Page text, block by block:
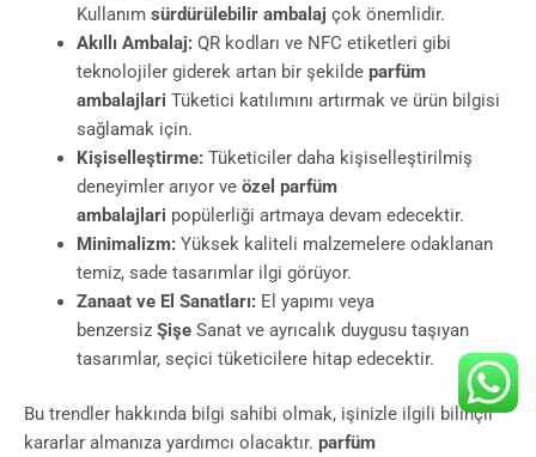
Kullanım sürdürülebilir ambalaj çok önemlidir.
Akıllı Ambalaj:QR kodları ve NFC etiketleri gibi
teknolojiler giderek artan bir şekilde parfüm
ambalajlari Tüketici katılımını artırmak ve ürün bilgisi
sağlamak için.
Kişiselleştirme:Tüketiciler daha kişiselleştirilmiş
deneyimler arıyor ve özel parfüm
ambalajlari popülerliği artmaya devam edecektir.
Minimalizm:Yüksek kaliteli malzemelere odaklanan
temiz, sade tasarımlar ilgi görüyor.
Zanaat ve El Sanatları:El yapımı veya
benzersiz ŞişeSanat ve ayrıcalık duygusu taşıyan
tasarımlar, seçici tüketicilere hitap edecektir.
Bu trendler hakkında bilgi sahibi olmak, işinizle ilgili bilinçli
kararlar almanıza yardımcı olacaktır. parfüm